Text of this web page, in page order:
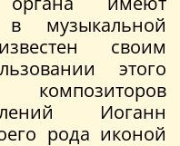
музыкальной
своим
этого
Иоганн
рода иконой